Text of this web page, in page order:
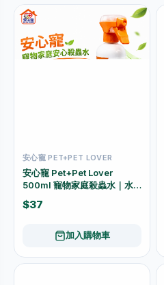
安心寵 PET+PET LOVER
安心寵 Pet+Pet Lover
500ml 寵物家庭殺蟲水｜水
性配方
$37
加入購物車